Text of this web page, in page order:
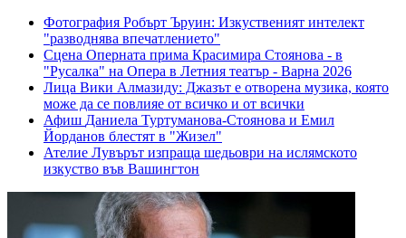
Фотография Робърт Ъруин: Изкуственият интелект
"разводнява впечатлението"
Сцена Оперната прима Красимира Стоянова - в
"Русалка" на Опера в Летния театър - Варна 2026
Лица Вики Алмазиду: Джазът е отворена музика, която
може да се повлияе от всичко и от всички
Афиш Даниела Туртуманова-Стоянова и Емил
Йорданов блестят в "Жизел"
Ателие Лувърът изпраща шедьоври на ислямското
изкуство във Вашингтон